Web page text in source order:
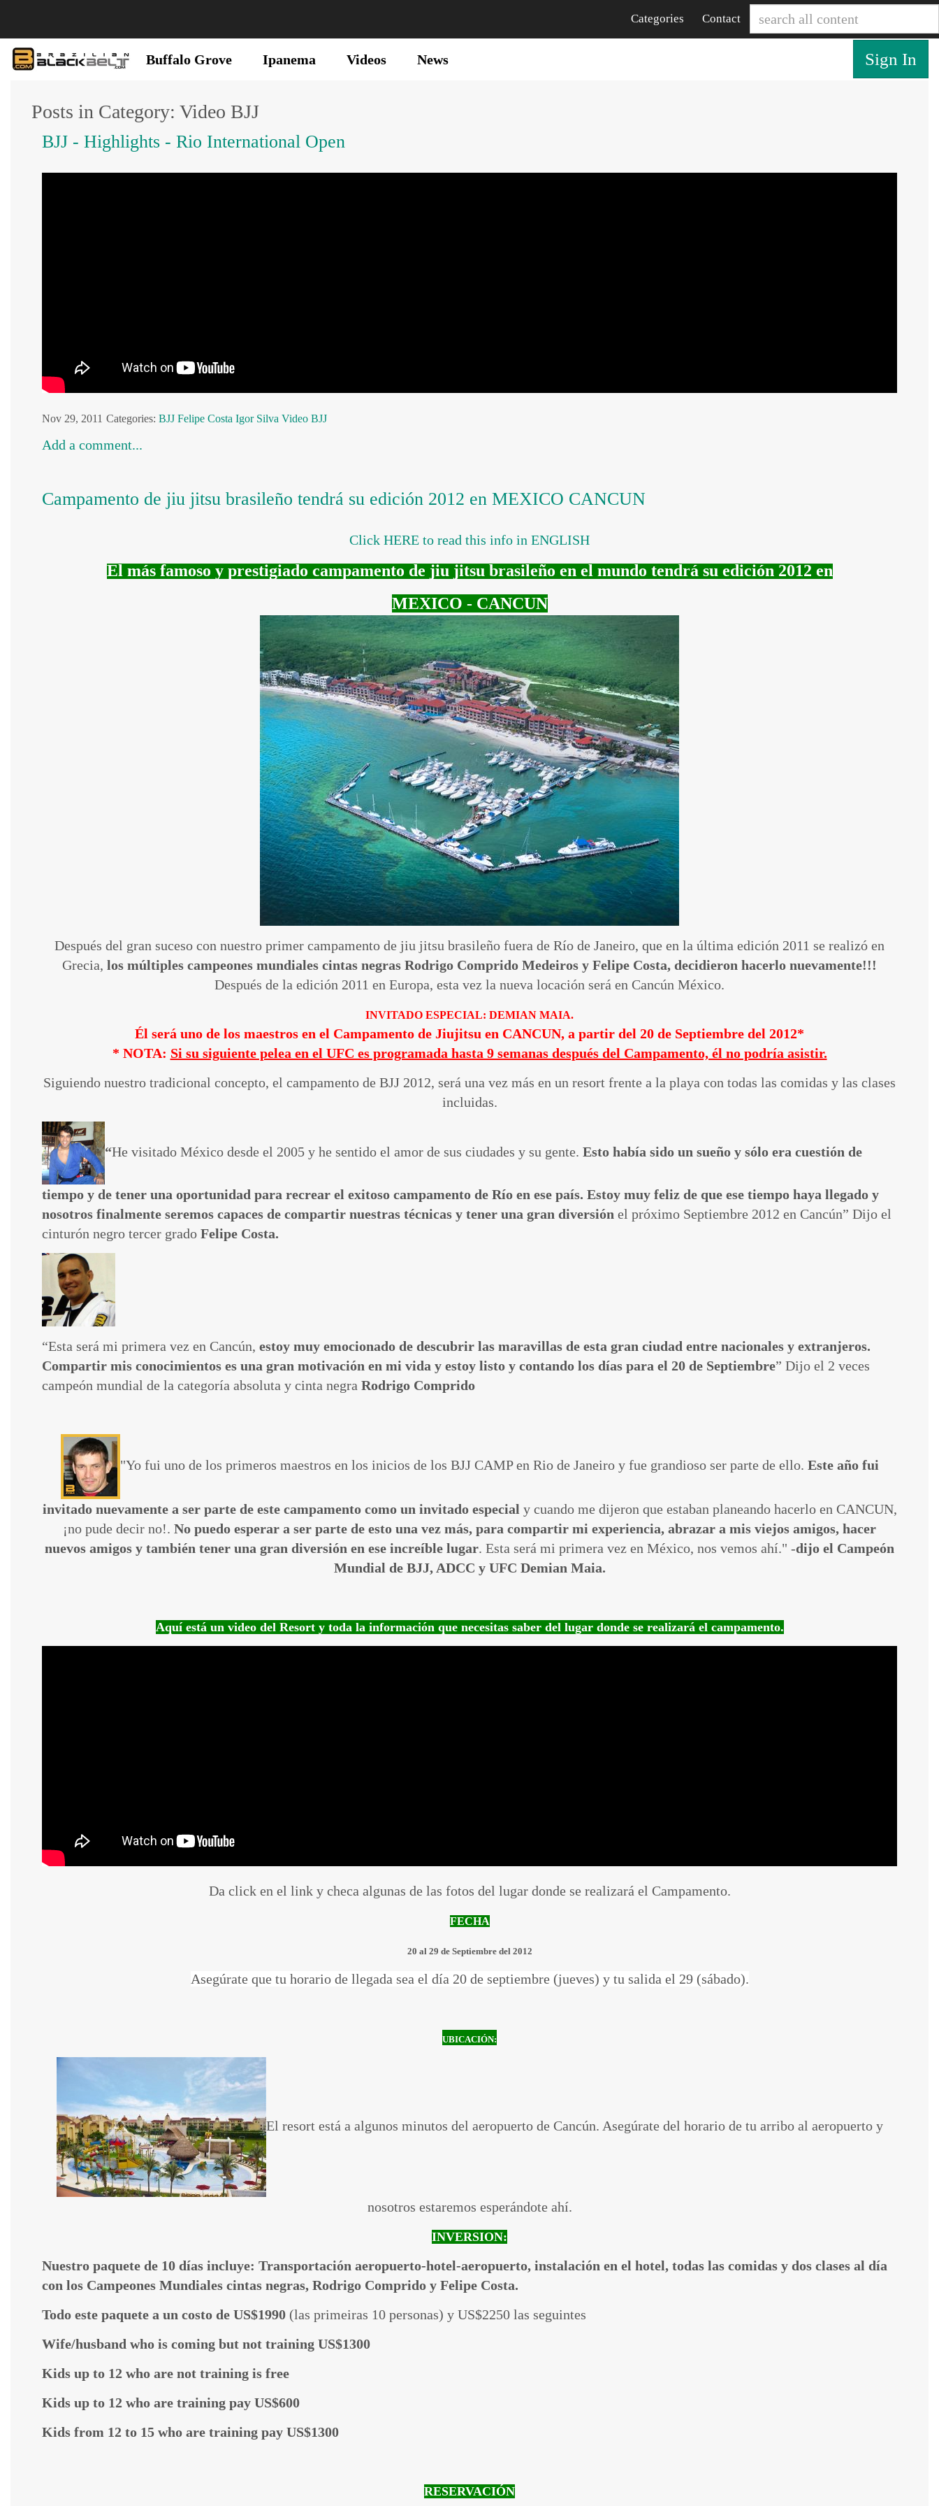
Contact
Categories
Buffalo Grove Ipanema Videos News Sign In
Posts in Category: Video BJJ
BJJ - Highlights - Rio International Open
Nov 29, 2011 Categories: BJJ Felipe Costa Igor Silva Video BJJ
Add a comment...
Campamento de jiu jitsu brasileño tendrá su edición 2012 en MEXICO CANCUN
Click HERE to read this info in ENGLISH
El más famoso y prestigiado campamento de jiu jitsu brasileño en el mundo tendrá su edición 2012 en
MEXICO - CANCUN
Después del gran suceso con nuestro primer campamento de jiu jitsu brasileño fuera de Río de Janeiro, que en la última edición 2011 se realizó en
Grecia, los múltiples campeones mundiales cintas negras Rodrigo Comprido Medeiros y Felipe Costa, decidieron hacerlo nuevamente!!!
Después de la edición 2011 en Europa, esta vez la nueva locación será en Cancún México.
INVITADO ESPECIAL: DEMIAN MAIA.
Él será uno de los maestros en el Campamento de Jiujitsu en CANCUN, a partir del 20 de Septiembre del 2012*
* NOTA: Si su siguiente pelea en el UFC es programada hasta 9 semanas después del Campamento, él no podría asistir.
Siguiendo nuestro tradicional concepto, el campamento de BJJ 2012, será una vez más en un resort frente a la playa con todas las comidas y las clases
incluidas.
“He visitado México desde el 2005 y he sentido el amor de sus ciudades y su gente. Esto había sido un sueño y sólo era cuestión de
tiempo y de tener una oportunidad para recrear el exitoso campamento de Río en ese país. Estoy muy feliz de que ese tiempo haya llegado y
nosotros finalmente seremos capaces de compartir nuestras técnicas y tener una gran diversión el próximo Septiembre 2012 en Cancún” Dijo el
cinturón negro tercer grado Felipe Costa.
“Esta será mi primera vez en Cancún, estoy muy emocionado de descubrir las maravillas de esta gran ciudad entre nacionales y extranjeros.
Compartir mis conocimientos es una gran motivación en mi vida y estoy listo y contando los días para el 20 de Septiembre” Dijo el 2 veces
campeón mundial de la categoría absoluta y cinta negra Rodrigo Comprido
"Yo fui uno de los primeros maestros en los inicios de los BJJ CAMP en Rio de Janeiro y fue grandioso ser parte de ello. Este año fui
invitado nuevamente a ser parte de este campamento como un invitado especial y cuando me dijeron que estaban planeando hacerlo en CANCUN,
¡no pude decir no!. No puedo esperar a ser parte de esto una vez más, para compartir mi experiencia, abrazar a mis viejos amigos, hacer
nuevos amigos y también tener una gran diversión en ese increíble lugar. Esta será mi primera vez en México, nos vemos ahí." -dijo el Campeón
Mundial de BJJ, ADCC y UFC Demian Maia.
Aquí está un video del Resort y toda la información que necesitas saber del lugar donde se realizará el campamento.
Da click en el link y checa algunas de las fotos del lugar donde se realizará el Campamento.
FECHA
20 al 29 de Septiembre del 2012
Asegúrate que tu horario de llegada sea el día 20 de septiembre (jueves) y tu salida el 29 (sábado).
UBICACIÓN:
El resort está a algunos minutos del aeropuerto de Cancún. Asegúrate del horario de tu arribo al aeropuerto y
nosotros estaremos esperándote ahí.
INVERSION:
Nuestro paquete de 10 días incluye: Transportación aeropuerto-hotel-aeropuerto, instalación en el hotel, todas las comidas y dos clases al día
con los Campeones Mundiales cintas negras, Rodrigo Comprido y Felipe Costa.
Todo este paquete a un costo de US$1990 (las primeiras 10 personas) y US$2250 las seguintes
Wife/husband who is coming but not training US$1300
Kids up to 12 who are not training is free
Kids up to 12 who are training pay US$600
Kids from 12 to 15 who are training pay US$1300
RESERVACIÓN